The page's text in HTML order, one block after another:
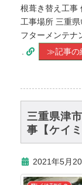
根葺き替え工事
工事場所 三重
フターメンテ
≫記事の
三重県津
事【ケイ
2021年5月